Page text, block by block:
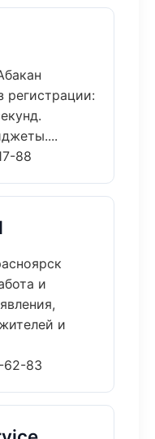
регистрации:
88
и
и
62-83